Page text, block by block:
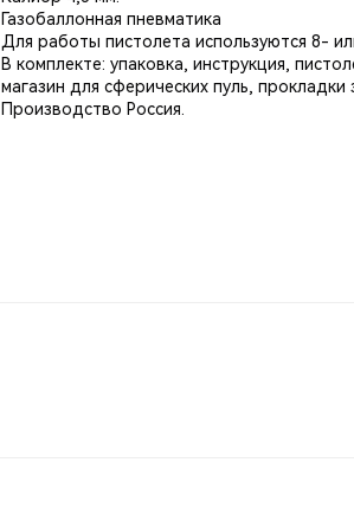
Газобаллонная пневматика
Для работы пистолета используются 8-
В комплекте: упаковка, инструкция,
магазин для сферических пуль, прокладки
Производство Россия.